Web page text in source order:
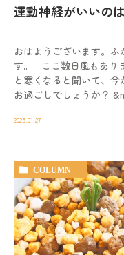
9:00-
運動神経がいいの
おはようございます。
す。 ここ数日風もあり
と寒くなると聞いて、
お過ごしでしょうか？
2025.01.27
COLUMN